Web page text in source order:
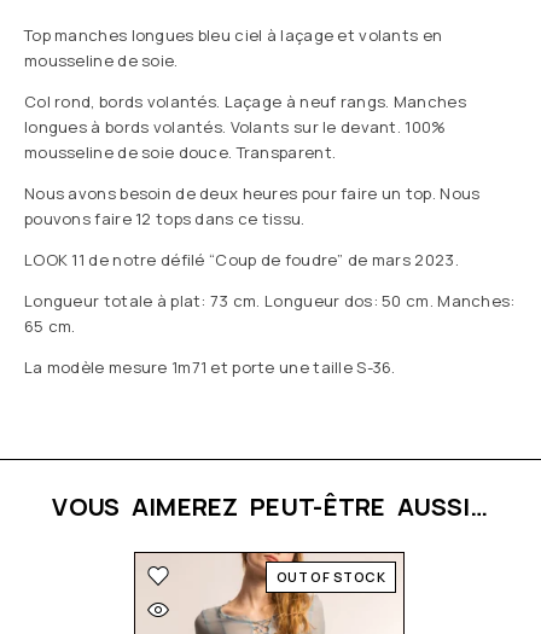
Top manches longues bleu ciel à laçage et volants en
mousseline de soie.
Col rond, bords volantés. Laçage à neuf rangs. Manches
longues à bords volantés. Volants sur le devant. 100%
mousseline de soie douce. Transparent.
Nous avons besoin de deux heures pour faire un top. Nous
pouvons faire 12 tops dans ce tissu.
LOOK 11 de notre défilé “Coup de foudre” de mars 2023.
Longueur totale à plat: 73 cm. Longueur dos: 50 cm. Manches:
65 cm.
La modèle mesure 1m71 et porte une taille S-36.
VOUS AIMEREZ PEUT-ÊTRE AUSSI…
OUT OF STOCK